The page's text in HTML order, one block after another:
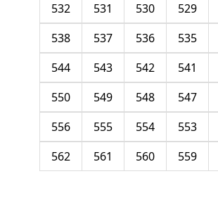
529
530
531
532
535
536
537
538
541
542
543
544
547
548
549
550
553
554
555
556
559
560
561
562